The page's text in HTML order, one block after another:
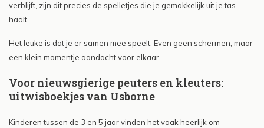
verblijft, zijn dit precies de spelletjes die je gemakkelijk uit je tas
haalt.
Het leuke is dat je er samen mee speelt. Even geen schermen, maar
een klein momentje aandacht voor elkaar.
Voor nieuwsgierige peuters en kleuters:
uitwisboekjes van Usborne
Kinderen tussen de 3 en 5 jaar vinden het vaak heerlijk om